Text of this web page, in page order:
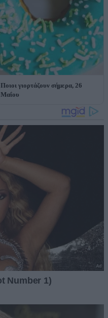
Ποιοι γιορτάζουν σήμερα, 26
Μαΐου